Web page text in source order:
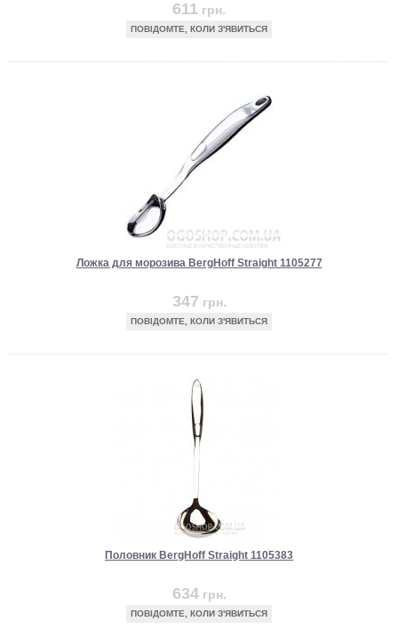
611 грн.
ПОВІДОМТЕ, КОЛИ З'ЯВИТЬСЯ
Ложка для морозива BergHoff Straight 1105277
347 грн.
ПОВІДОМТЕ, КОЛИ З'ЯВИТЬСЯ
Половник BergHoff Straight 1105383
634 грн.
ПОВІДОМТЕ, КОЛИ З'ЯВИТЬСЯ